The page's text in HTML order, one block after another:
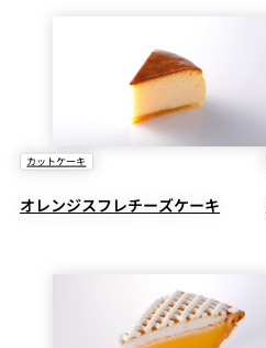
カットケーキ
オレンジスフレチーズケーキ